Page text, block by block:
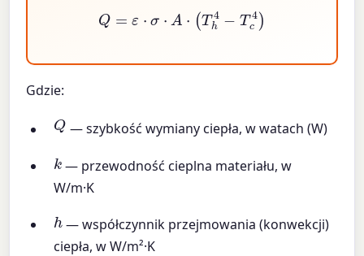
= ⋅( h4− 4)
Gdzie:
Q — szybkość wymiany ciepła, w watach (W)
k— przewodność cieplna materiału, w
W/m·K
h — współczynnik przejmowania (konwekcji)
ciepła, w W/m²·K